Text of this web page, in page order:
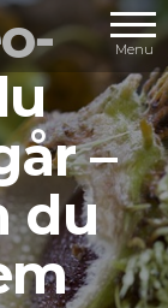
Menu
–
du